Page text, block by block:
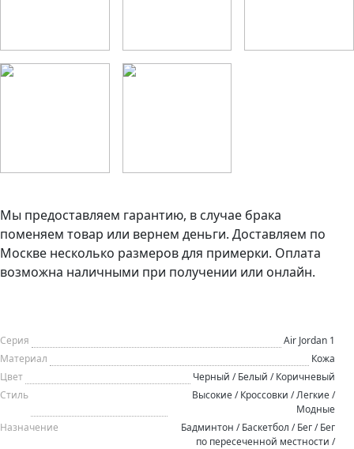
Мы предоставляем гарантию, в случае брака
поменяем товар или вернем деньги. Доставляем по
Москве несколько размеров для примерки. Оплата
возможна наличными при получении или онлайн.
Серия
Air Jordan 1
Материал
Кожа
Цвет
Черный / Белый / Коричневый
Стиль
Высокие / Кроссовки / Легкие /
Модные
Назначение
Бадминтон / Баскетбол / Бег / Бег
по пересеченной местности /